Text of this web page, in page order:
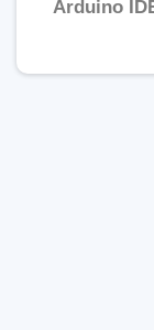
Arduino